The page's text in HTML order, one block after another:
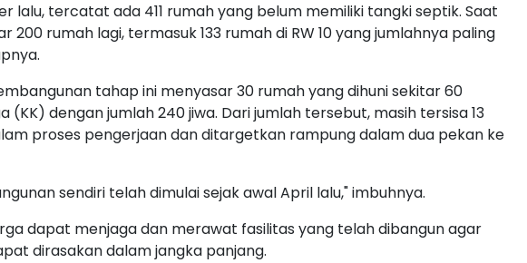
lalu, tercatat ada 411 rumah yang belum memiliki tangki septik. Saat
200 rumah lagi, termasuk 133 rumah di RW 10 yang jumlahnya paling
tahap ini menyasar 30 rumah yang dihuni sekitar 60
(KK) dengan jumlah 240 jiwa. Dari jumlah tersebut, masih tersisa 13
proses pengerjaan dan ditargetkan rampung dalam dua pekan ke
sendiri telah dimulai sejak awal April lalu," imbuhnya.
dapat menjaga dan merawat fasilitas yang telah dibangun agar
dirasakan dalam jangka panjang.